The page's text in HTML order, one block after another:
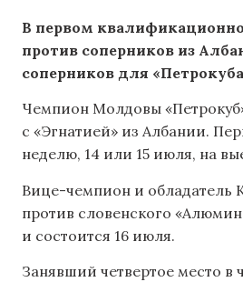
В первом
против соперников из
соперников для
Чемпион Молдовы
с «Эгнатией» из Албании.
неделю, 14 или 15 июля, на
Вице-чемпион и обладатель
против словенского
и состоится 16 июля.
Занявший четвертое место